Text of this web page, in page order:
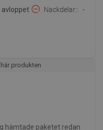
Nackdelar: -
produkten
hämtade paketet redan